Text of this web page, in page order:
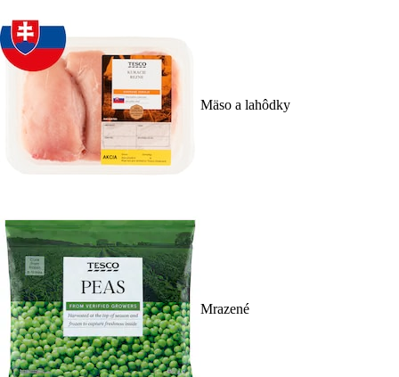
Mäso a lahôdky
Mrazené